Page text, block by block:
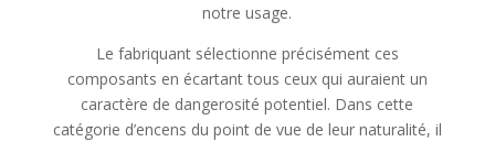
notre usage.
Le fabriquant sélectionne précisément ces
composants en écartant tous ceux qui auraient un
caractère de dangerosité potentiel. Dans cette
catégorie d’encens du point de vue de leur naturalité, il